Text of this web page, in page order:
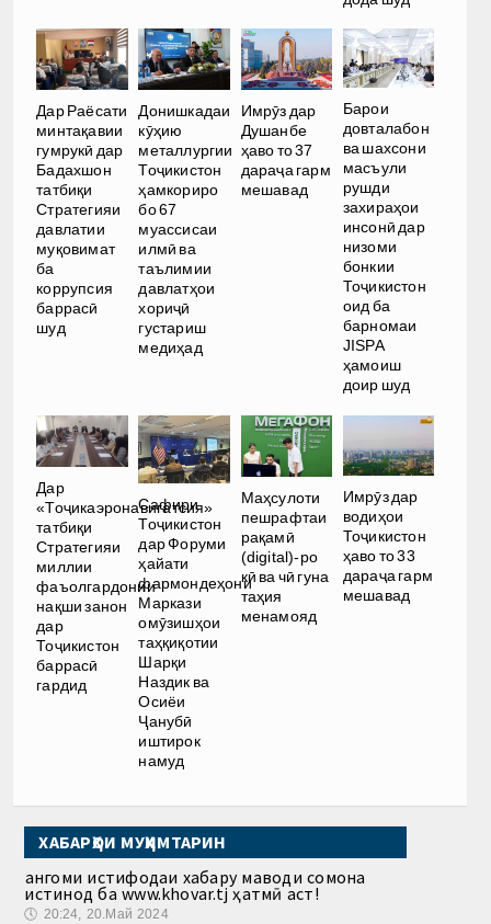
Дар Раёсати
минтақавии
гумрукӣ дар
Бадахшон
татбиқи
Стратегияи
давлатии
муқовимат
ба
коррупсия
баррасӣ
шуд
Донишкадаи
кӯҳию
металлургии
Тоҷикистон
ҳамкориро
бо 67
муассисаи
илмӣ ва
таълимии
давлатҳои
хориҷӣ
густариш
медиҳад
Имрӯз дар
Душанбе
ҳаво то 37
дараҷа гарм
мешавад
Барои
довталабон
ва шахсони
масъули
рушди
захираҳои
инсонӣ дар
низоми
бонкии
Тоҷикистон
оид ба
барномаи
JISPA
ҳамоиш
доир шуд
Дар
«Тоҷикаэронавигатсия»
татбиқи
Стратегияи
миллии
фаъолгардонии
нақши занон
дар
Тоҷикистон
баррасӣ
гардид
Сафири
Тоҷикистон
дар Форуми
ҳайати
фармондеҳони
Маркази
омӯзишҳои
таҳқиқотии
Шарқи
Наздик ва
Осиёи
Ҷанубӣ
иштирок
намуд
Маҳсулоти
пешрафтаи
рақамӣ
(digital)-ро
кӣ ва чӣ гуна
таҳия
менамояд
Имрӯз дар
водиҳои
Тоҷикистон
ҳаво то 33
дараҷа гарм
мешавад
ХАБАРҲОИ МУҲИМТАРИН
Ҳангоми истифодаи хабару маводи сомона
истинод ба www.khovar.tj ҳатмӣ аст!
🕔 20:24, 20.Май 2024